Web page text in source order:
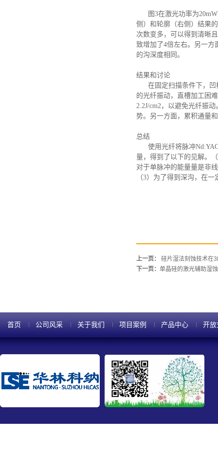
图3在激光功率为
侧）和轮廓（右侧）结果
次数变多，可以得到清晰
致增加了4倍左右。另一方
的沟深度相同。
结果和讨论
在固定扫描条件下，凹
的光纤振动，直槽加工困
2.2J/cm2，以避免光纤振
势。另一方面，累积通量
总结
使用光纤将脉冲
量，得到了以下的见解。
对于单脉冲的能量量是非
（3）为了得到深沟，在
上一页：
硅片湿法刻蚀技术在
下一页： 单晶硅的激光辅助湿
首页 公司风采 关于我们 项目案例 产品中心 开放